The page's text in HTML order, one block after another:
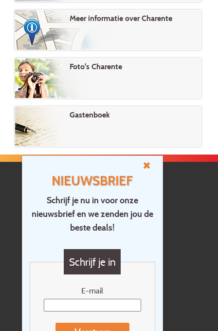
NIEUWSBRIEF
Schrijf je nu in voor onze
nieuwsbrief en we zenden jou de
beste deals!
Schrijf je in
E-mail
Meer informatie over Charente
Foto's Charente
Gastenboek
Home
Contact
Vragen?
Cadeaubon
Nieuwsbrief
Reisvoorwaarden